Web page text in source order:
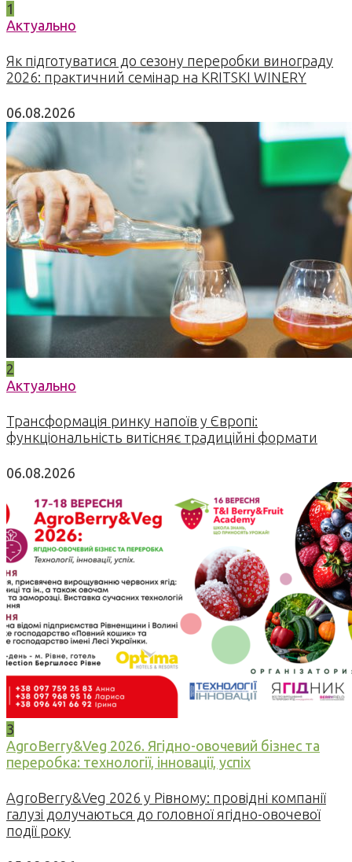
1
Актуально
Як підготуватися до сезону переробки винограду
2026: практичний семінар на KRITSKI WINERY
06.08.2026
2
Актуально
Трансформація ринку напоїв у Європі:
функціональність витісняє традиційні формати
06.08.2026
3
AgroBerry&Veg 2026. Ягідно-овочевий бізнес та
переробка: технології, інновації, успіх
AgroBerry&Veg 2026 у Рівному: провідні компанії
галузі долучаються до головної ягідно-овочевої
події року